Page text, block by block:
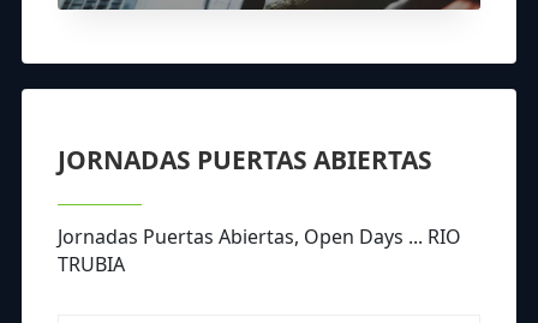
JORNADAS PUERTAS ABIERTAS
Jornadas Puertas Abiertas, Open Days ... RIO
TRUBIA